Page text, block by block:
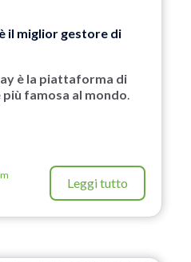
il miglior gestore di
è la piattaforma di
famosa al mondo.
Leggi tutto